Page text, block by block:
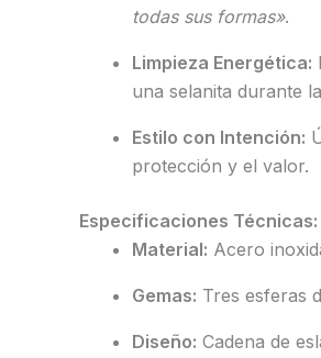
todas sus formas».
Limpieza Energética:
una selanita durante
Estilo con Intención:
protección y el valor.
Especificaciones Técnicas:
Material: Acero
Gemas: Tres esferas
Diseño: Cadena de